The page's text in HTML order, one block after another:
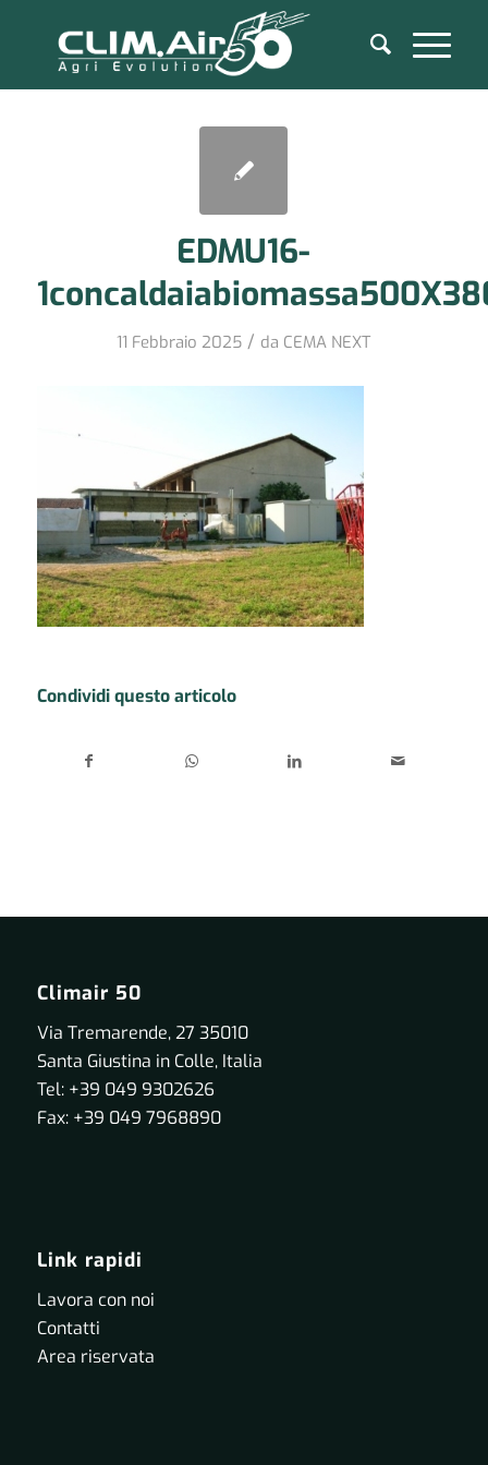
EDMU16-
11 Febbraio 2025 / da CEMA NEXT
Condividi questo articolo
Climair 50
Via Tremarende, 27 35010
Santa Giustina in Colle, Italia
Tel: +39 049 9302626
Fax: +39 049 7968890
Link rapidi
Lavora con noi
Contatti
Area riservata